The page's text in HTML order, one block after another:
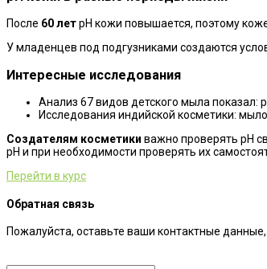
После 60 летpH кожи повышается, поэтому
У младенцев под подгузниками создаются
Интересные исследования
Анализ 67 видов детского мыла показал:
Исследования индийской косметики:
Создателям косметики важно проверять pH
pH и при необходимости проверять их
Перейти в курс
Обратная связь
Пожалуйста, оставьте ваши контактные